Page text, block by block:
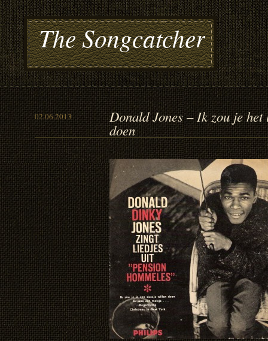
The Songcatcher
02.06.2013 Donald Jones – Ik zou je
doen